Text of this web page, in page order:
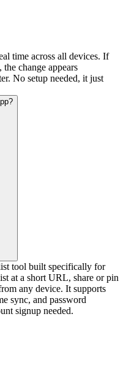
time across all devices. If
change appears
No setup needed, it just
tool built specifically for
at a short URL, share or pin
any device. It supports
sync, and password
signup needed.